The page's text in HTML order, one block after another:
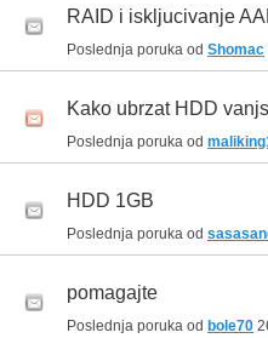
RAID i iskljucivanje
Poslednja poruka od Shomac
Kako ubrzat HDD
Poslednja poruka od
HDD 1GB
Poslednja poruka od
pomagajte
Poslednja poruka od bole70